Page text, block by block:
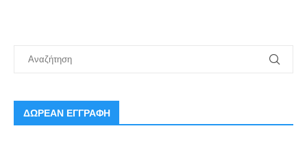
ΔΩΡΕΑΝ ΕΓΓΡΑΦΗ